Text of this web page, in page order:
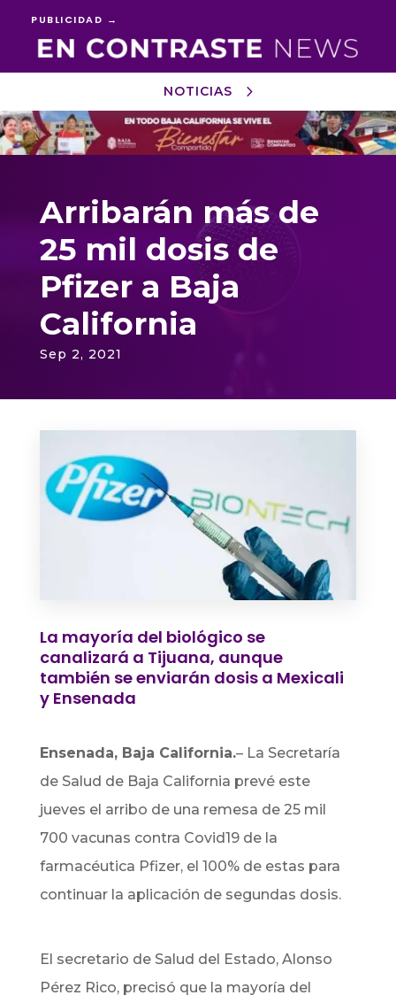
PUBLICIDAD →
NOTICIAS
Reproductor
de
vídeo
Arribarán más de
25 mil dosis de
Pfizer a Baja
California
Sep 2, 2021
La mayoría del biológico se
canalizará a Tijuana, aunque
también se enviarán dosis a Mexicali
y Ensenada
Ensenada, Baja California.– La Secretaría
de Salud de Baja California prevé este
jueves el arribo de una remesa de 25 mil
700 vacunas contra Covid19 de la
farmacéutica Pfizer, el 100% de estas para
continuar la aplicación de segundas dosis.
El secretario de Salud del Estado, Alonso
Pérez Rico, precisó que la mayoría del